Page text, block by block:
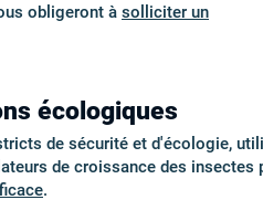
obligeront à solliciter un
écologiques
de sécurité et d'écologie,
de croissance des insectes
.